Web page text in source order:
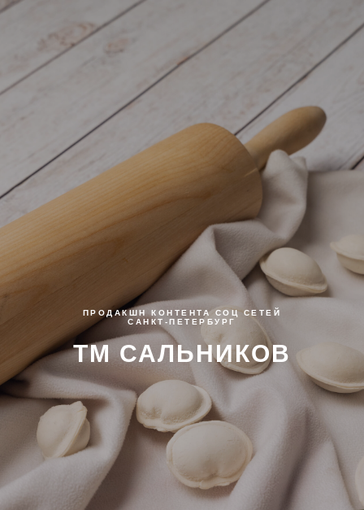
ПРОДАКШН КОНТЕНТА СОЦ СЕТЕЙ
САНКТ-ПЕТЕРБУРГ
ТМ САЛЬНИКОВ